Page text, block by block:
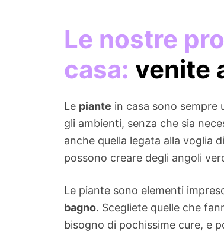
Le nostre
casa: venite
Le piante in casa sono sempre
gli ambienti, senza che sia
anche quella legata alla voglia
possono creare degli angoli
Le piante sono elementi
bagno. Scegliete quelle che
bisogno di pochissime cure, e